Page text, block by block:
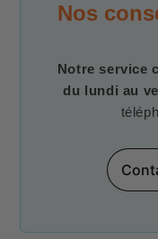
Nos
Notre service
du lundi au